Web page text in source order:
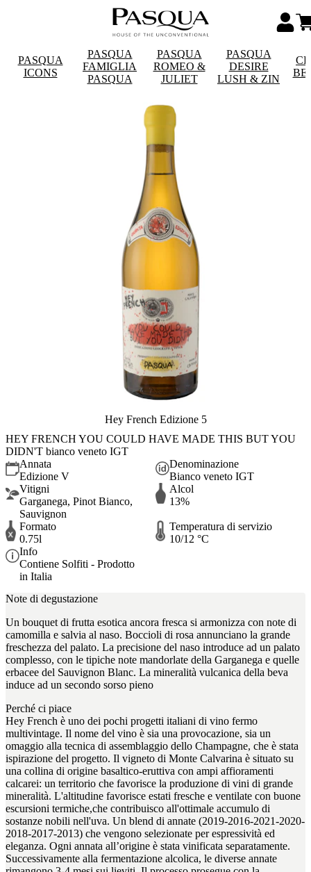
PASQUA
ICONS
PASQUA
FAMIGLIA
PASQUA
PASQUA
ROMEO &
JULIET
PASQUA
DESIRE
LUSH & ZIN
Hey French Edizione 5
HEY FRENCH YOU COULD HAVE MADE THIS BUT YOU
DIDN'T bianco veneto IGT
Annata
Edizione V
Denominazione
Bianco veneto IGT
Vitigni
Garganega, Pinot Bianco,
Sauvignon
Alcol
13%
Formato
0.75l
Temperatura di servizio
10/12 °C
Info
Contiene Solfiti - Prodotto
in Italia
Note di degustazione
Un bouquet di frutta esotica ancora fresca si armonizza con note di
camomilla e salvia al naso. Boccioli di rosa annunciano la grande
freschezza del palato. La precisione del naso introduce ad un palato
complesso, con le tipiche note mandorlate della Garganega e quelle
erbacee del Sauvignon Blanc. La mineralità vulcanica della beva
induce ad un secondo sorso pieno
Perché ci piace
Hey French è uno dei pochi progetti italiani di vino fermo
multivintage. Il nome del vino è sia una provocazione, sia un
omaggio alla tecnica di assemblaggio dello Champagne, che è stata
ispirazione del progetto. Il vigneto di Monte Calvarina è situato su
una collina di origine basaltico-eruttiva con ampi affioramenti
calcarei: un territorio che favorisce la produzione di vini di grande
mineralità. L'altitudine favorisce estati fresche e ventilate con buone
escursioni termiche,che contribuisco all'ottimale accumulo di
sostanze nobili nell'uva. Un blend di annate (2019-2016-2021-2020-
2018-2017-2013) che vengono selezionate per espressività ed
eleganza. Ogni annata all’origine è stata vinificata separatamente.
Successivamente alla fermentazione alcolica, le diverse annate